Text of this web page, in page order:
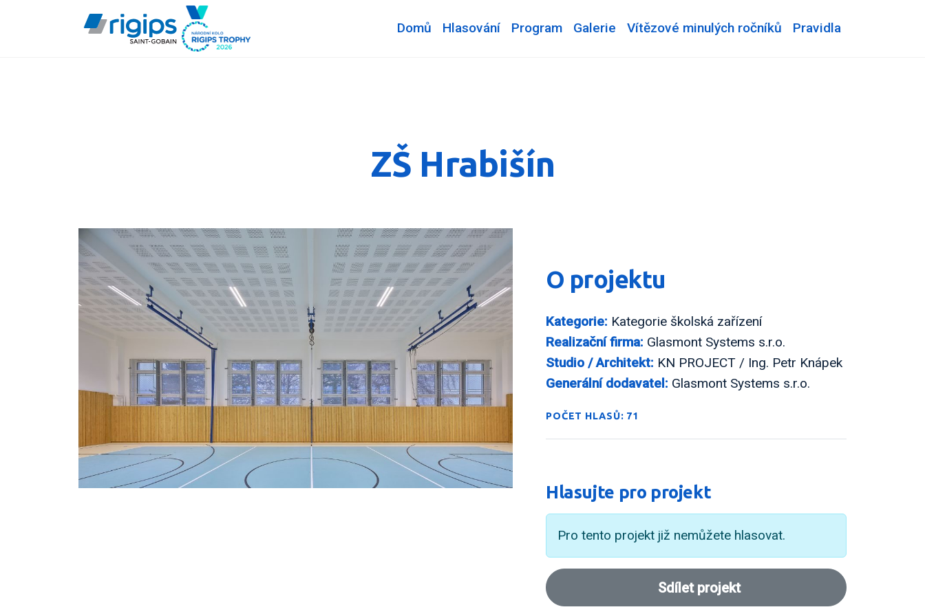
Domů Hlasování Program Galerie Vítězové minulých ročníků Pravidla
ZŠ Hrabišín
O projektu
Kategorie: Kategorie školská zařízení
Realizační firma: Glasmont Systems s.r.o.
Studio / Architekt: KN PROJECT / Ing. Petr Knápek
Generální dodavatel: Glasmont Systems s.r.o.
POČET HLASŮ: 71
Hlasujte pro projekt
Pro tento projekt již nemůžete hlasovat.
Sdílet projekt